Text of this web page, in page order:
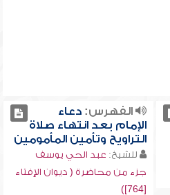
الفهرس:دعاء
الإمام بعد انتهاء صلاة
التراويح وتأمين المأمومين
للشيخ: عبد الحي يوسف
جزء من محاضرة ( ديوان الإفتاء
[764])